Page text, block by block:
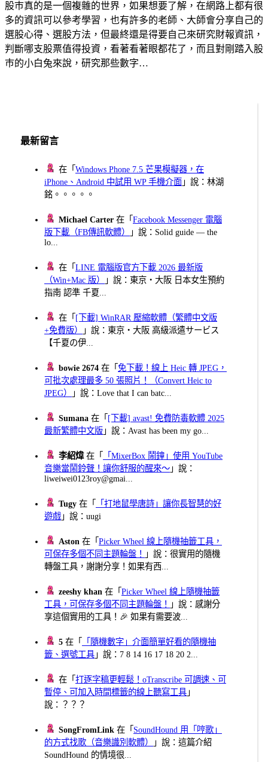
股巿真的是一個複雜的世界，如果想要了解，在網路上都有很
多的資訊可以參考學習，也有許多的老師、大師會分享自己的
選股心得、選股方法，但最終還是得要自己來研究財報資訊，
判斷哪支股票值得投資，看著看著眼都花了，而且對剛踏入股
巿的小白兔來說，研究那些數字…
最新留言
在「Windows Phone 7.5 芒果模擬器，在
iPhone、Android 中試用 WP 手機介面 」說：林湖
銘。。。。。
Michael Carter 在「Facebook Messenger 電腦
版下載（FB傳訊軟體）
」說：Solid guide — the
lo...
在「LINE 電腦版官方下載 2026 最新版
（Win+Mac 版）
」說：東京・大阪 日本女生預約
指南 認準 千夏...
在「 [下載] WinRAR 壓縮軟體（繁體中文版
+免費版）
」說：東京・大阪 高級派遣サービス
【千夏の伊...
bowie 2674 在「免下載！線上 Heic 轉 JPEG，
可批次處理最多 50 張照片！（Convert Heic to
JPEG）
」說：Love that I can batc...
Sumana 在「 [下載] avast! 免費防毒軟體 2025
最新繁體中文版 」說：Avast has been my go...
李紹煒在「
「MixerBox 鬧鐘」使用 YouTube
音樂當鬧鈴聲！讓你舒服的醒來～ 」說：
liweiwei0123roy@gmai...
Tugy 在「
「打地鼠學唐詩」讓你長智慧的好
遊戲 」說：uugi
Aston 在「Picker Wheel 線上隨機抽籤工具，
可保存多個不同主題輪盤！
」說：很實用的隨機
轉盤工具，謝謝分享！如果有西...
zeeshy khan 在「Picker Wheel 線上隨機抽籤
工具，可保存多個不同主題輪盤！
」說：感謝分
享這個實用的工具！🎉 如果有需要波...
5 在「
「隨機數字」介面簡單好看的隨機抽
籤、選號工具 」說：7 8 14 16 17 18 20 2...
在「打逐字稿更輕鬆！oTranscribe 可調速、可
暫停、可加入時間標籤的線上聽寫工具 」
說：？？？
SongFromLink 在「 SoundHound 用「哼歌」
的方式找歌（音樂識別軟體）
」說：這篇介紹
SoundHound 的情境很...